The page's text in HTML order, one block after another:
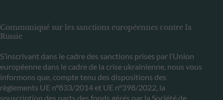
Communiqué sur les sanctions européennes contre la
Russie
S’inscrivant dans le cadre des sanctions prises par l’Union
européenne dans le cadre de la crise ukrainienne, nous vous
informons que, compte tenu des dispositions des
règlements UE n°833/2014 et UE n°398/2022, la
souscription des parts des fonds gérés par la Société de